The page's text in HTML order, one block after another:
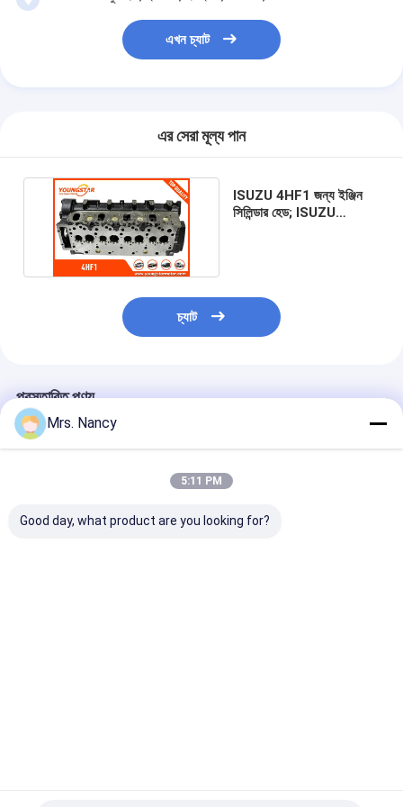
ক্র্যাংকশফ্ট পালি
সিলিন্ডার হেড Gasket
গাড়ী স্টিয়ারিং পাম্প
এখন চ্যাট
এর সেরা মূল্য পান
ISUZU 4HF1 জন্য ইঞ্জিন
সিলিন্ডার হেড; ISUZU
চ্যাট
প্রস্তাবিত পণ্য
Mrs. Nancy
5:11 PM
Good day, what product are you looking for?